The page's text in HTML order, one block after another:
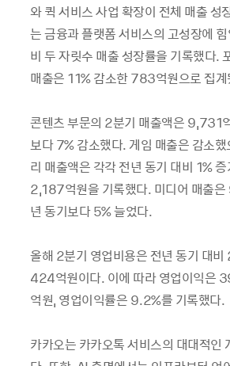
와 퀵 서비스 사업 확장이 전체 매출 성
는 금융과 플랫폼 서비스의 고성장에
비 두 자릿수 매출 성장률을 기록했다.
매출은 11% 감소한 783억원으로 집
콘텐츠 부문의 2분기 매출액은 9,731
보다 7% 감소했다. 게임 매출은 감소
리 매출액은 각각 전년 동기 대비 1%
2,187억원을 기록했다. 미디어 매출
년 동기보다 5% 늘었다.
올해 2분기 영업비용은 전년 동기 대
424억원이다. 이에 따라 영업이익은
억원, 영업이익률은 9.2%를 기록했다.
카카오는 카카오톡 서비스의 대대적인